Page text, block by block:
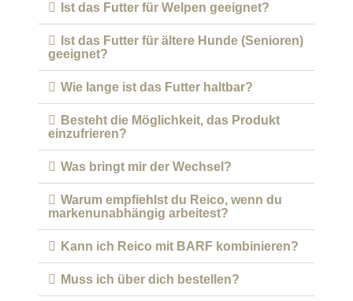
Ist das Futter für Welpen geeignet?
Ist das Futter für ältere Hunde (Senioren)
geeignet?
Wie lange ist das Futter haltbar?
Besteht die Möglichkeit, das Produkt
einzufrieren?
Was bringt mir der Wechsel?
Warum empfiehlst du Reico, wenn du
markenunabhängig arbeitest?
Kann ich Reico mit BARF kombinieren?
Muss ich über dich bestellen?